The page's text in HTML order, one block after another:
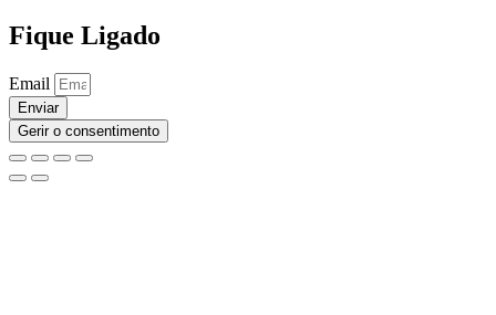
Fique Ligado
Email
Enviar
Gerir o consentimento